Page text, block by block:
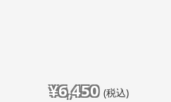
¥6,450 (税込)